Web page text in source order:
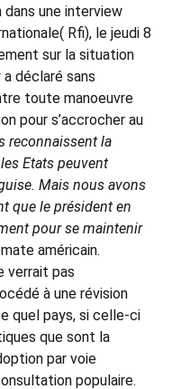
une interview
Rfi), le jeudi 8
sur la situation
déclaré sans
toute manoeuvre
pour s’accrocher au
reconnaissent la
Etats peuvent
Mais nous avons
que le président en
pour se maintenir
américain.
verrait pas
à une révision
quel pays, si celle-ci
que sont la
par voie
populaire.